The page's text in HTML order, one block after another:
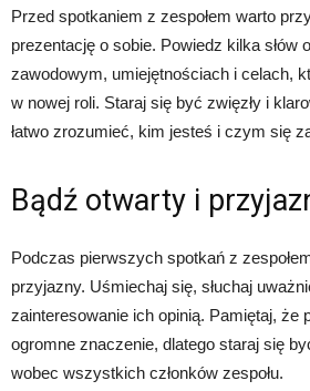
Przed spotkaniem z zespołem warto
prezentację o sobie. Powiedz kilka słów
zawodowym, umiejętnościach i celach,
w nowej roli. Staraj się być zwięzły i
łatwo zrozumieć, kim jesteś i czym się
Bądź otwarty i
Podczas pierwszych spotkań z
przyjazny. Uśmiechaj się, słuchaj
zainteresowanie ich opinią. Pamiętaj, że
ogromne znaczenie, dlatego staraj się
wobec wszystkich członków zespołu.